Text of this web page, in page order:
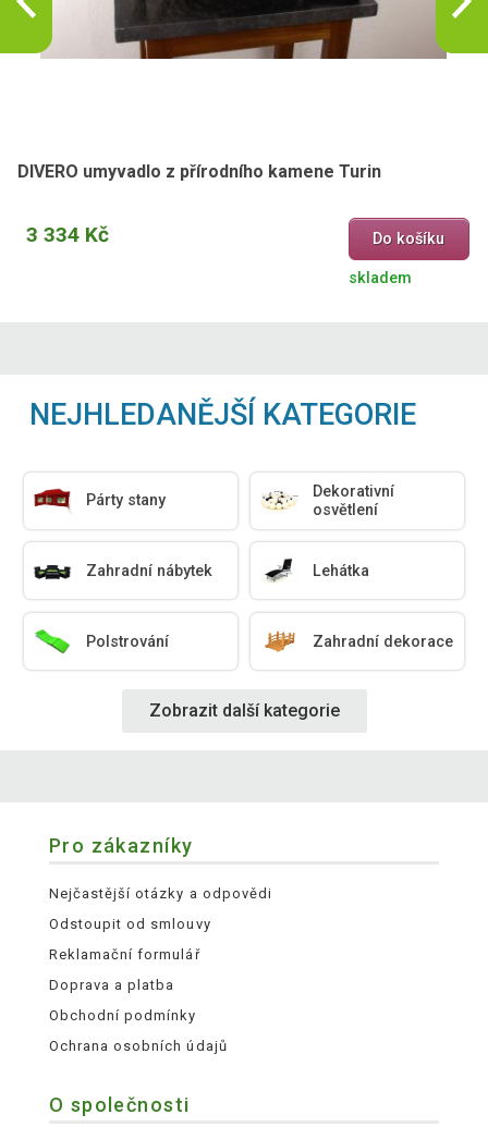
DIVERO umyvadlo z přírodního kamene Turin
3 334 Kč Do košíku
skladem
NEJHLEDANĚJŠÍ KATEGORIE
Párty stany
Dekorativní
osvětlení
Zahradní nábytek Lehátka
Polstrování Zahradní dekorace
Zobrazit další kategorie
Pro zákazníky
Nejčastější otázky a odpovědi
Odstoupit od smlouvy
Reklamační formulář
Doprava a platba
Obchodní podmínky
Ochrana osobních údajů
O společnosti